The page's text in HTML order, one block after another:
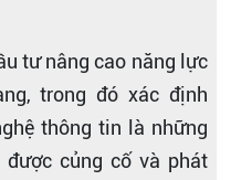
tư nâng cao năng lực
trong đó xác định
thông tin là những
củng cố và phát